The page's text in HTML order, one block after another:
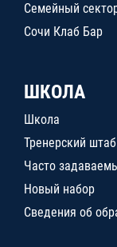
Семейный
Сочи Клаб Бар
ШКОЛА
Школа
Тренерский штаб
Часто
Новый набор
Сведения об